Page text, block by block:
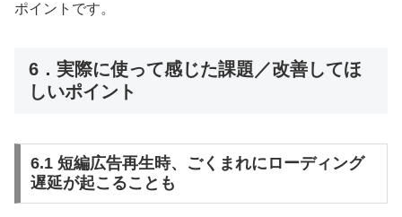
ポイントです。
6．実際に使って感じた課題／改善してほ
しいポイント
6.1 短編広告再生時、ごくまれにローディング
遅延が起こることも